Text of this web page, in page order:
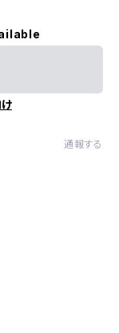
通報する